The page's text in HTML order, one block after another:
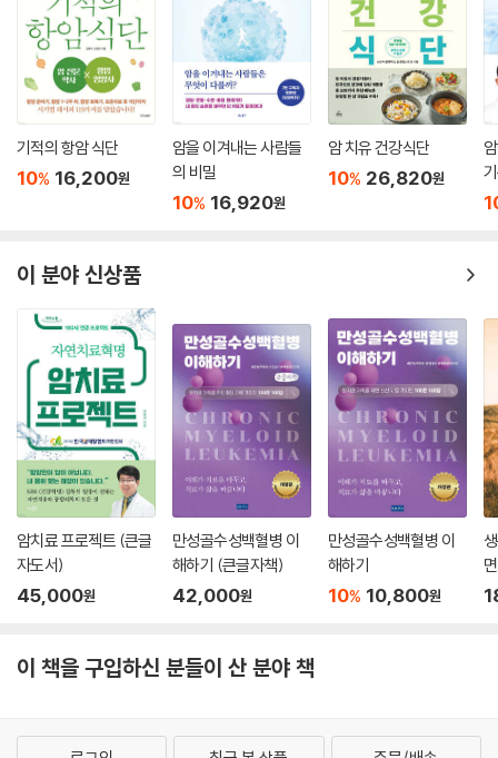
이 발견되면 될 수 있는 한 가만히 둔다. 통증 같은 증상이 나타나면 그것을
억제하는 완화 케어(말기암 환자의 고통 완화 치료)를 적극적으로 받는
다.’
이것이 곤도 마코토가 알려주는 ‘가장 지혜로운 암과의 공생 방식’이다.
암에 역습당하지 않는 8가지 수칙
1. 검사를 받지 않는다. 건강검진, 국가 암 검진이 불행의 시작이다.
2. 병원을 가까이하지 않는다. 섣불리 진찰받다가는 혈액검사 등에서 암을
을 넘기면 대개 몸속 어딘가에 암이 있다. 공생이 제일이다.
4. 암 수술은 하지 않는다. 방사선, 라디오파, 스텐트 등 되도록 몸을 상하
게 하지 않는 방법을 선택한다.
5. 방사선은 지나치게 쐬지 않는다. 뼈 전이, 설암, 자궁경부암, 방광암 등
에 효과가 있지만 선량이 너무 많으면 위험하다.
6. 고형암에는 항암제를 쓰지 않는다. 항암제, 분자 표적제, 옵디보 등 모든
항암제류의 수명 연장 효과는 불분명하며, 독성이 너무 강하다.
7. 음식은 골고루 먹는다. 특히 육류, 유제품, 달걀 등 동물성 단백질을 잘
섭취해 정상 세포를 튼튼하게 만든다.
8. 이 책에서 지식을 습득한다. 암을 방치한 환자까지 포함하여 4만 명 이
상을 진료해오면서 터득한 이치와 마음가짐을 총망라한 이 책을 통해 암과
의 행복한 공생법을 배운다.
기적의 항암 식단
10% 16,200원
암을 이겨내는 사람들
의 비밀
10% 16,920원
암 치유 건강식단
10% 26,820원
이 분야 신상품
암치료 프로젝트 (큰글
자도서)
45,000원
만성골수성백혈병 이
해하기 (큰글자책)
42,000원
만성골수성백혈병 이
해하기
10% 10,800원
이 책을 구입하신 분들이 산 분야 책